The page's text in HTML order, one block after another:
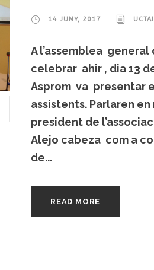
14 JUNY, 2017
A l’assemblea general
celebrar ahir , dia 13
Asprom va presentar
assistents. Parlaren en
president de
Alejo cabeza com a
de...
READ MORE